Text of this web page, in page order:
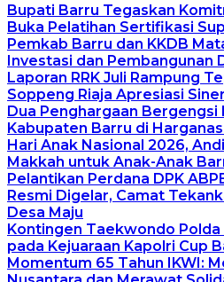
Bupati Barru Tegaskan
Buka Pelatihan Sertifikasi
Pemkab Barru dan KKDB
Investasi dan Pembangunan
Laporan RRK Juli Rampung
Soppeng Riaja Apresiasi
Dua Penghargaan Bergengsi
Kabupaten Barru di
Hari Anak Nasional 2026,
Makkah untuk Anak-Anak
Pelantikan Perdana DPK
Resmi Digelar, Camat
Desa Maju
Kontingen Taekwondo Polda
pada Kejuaraan Kapolri Cup
Momentum 65 Tahun IKWI: